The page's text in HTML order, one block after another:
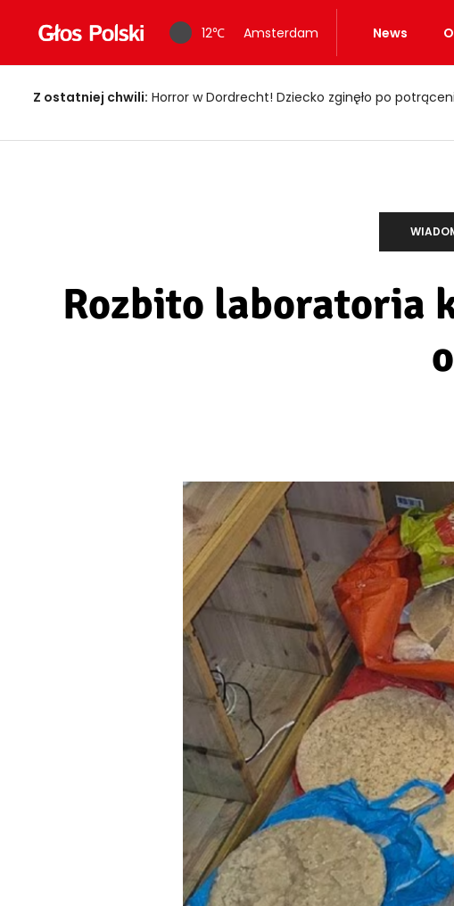
12℃ Amsterdam News
Z ostatniej chwili: Fałszywi policjanci okradali seniorów! Wpadli z łupem i
Rozbito laboratoria